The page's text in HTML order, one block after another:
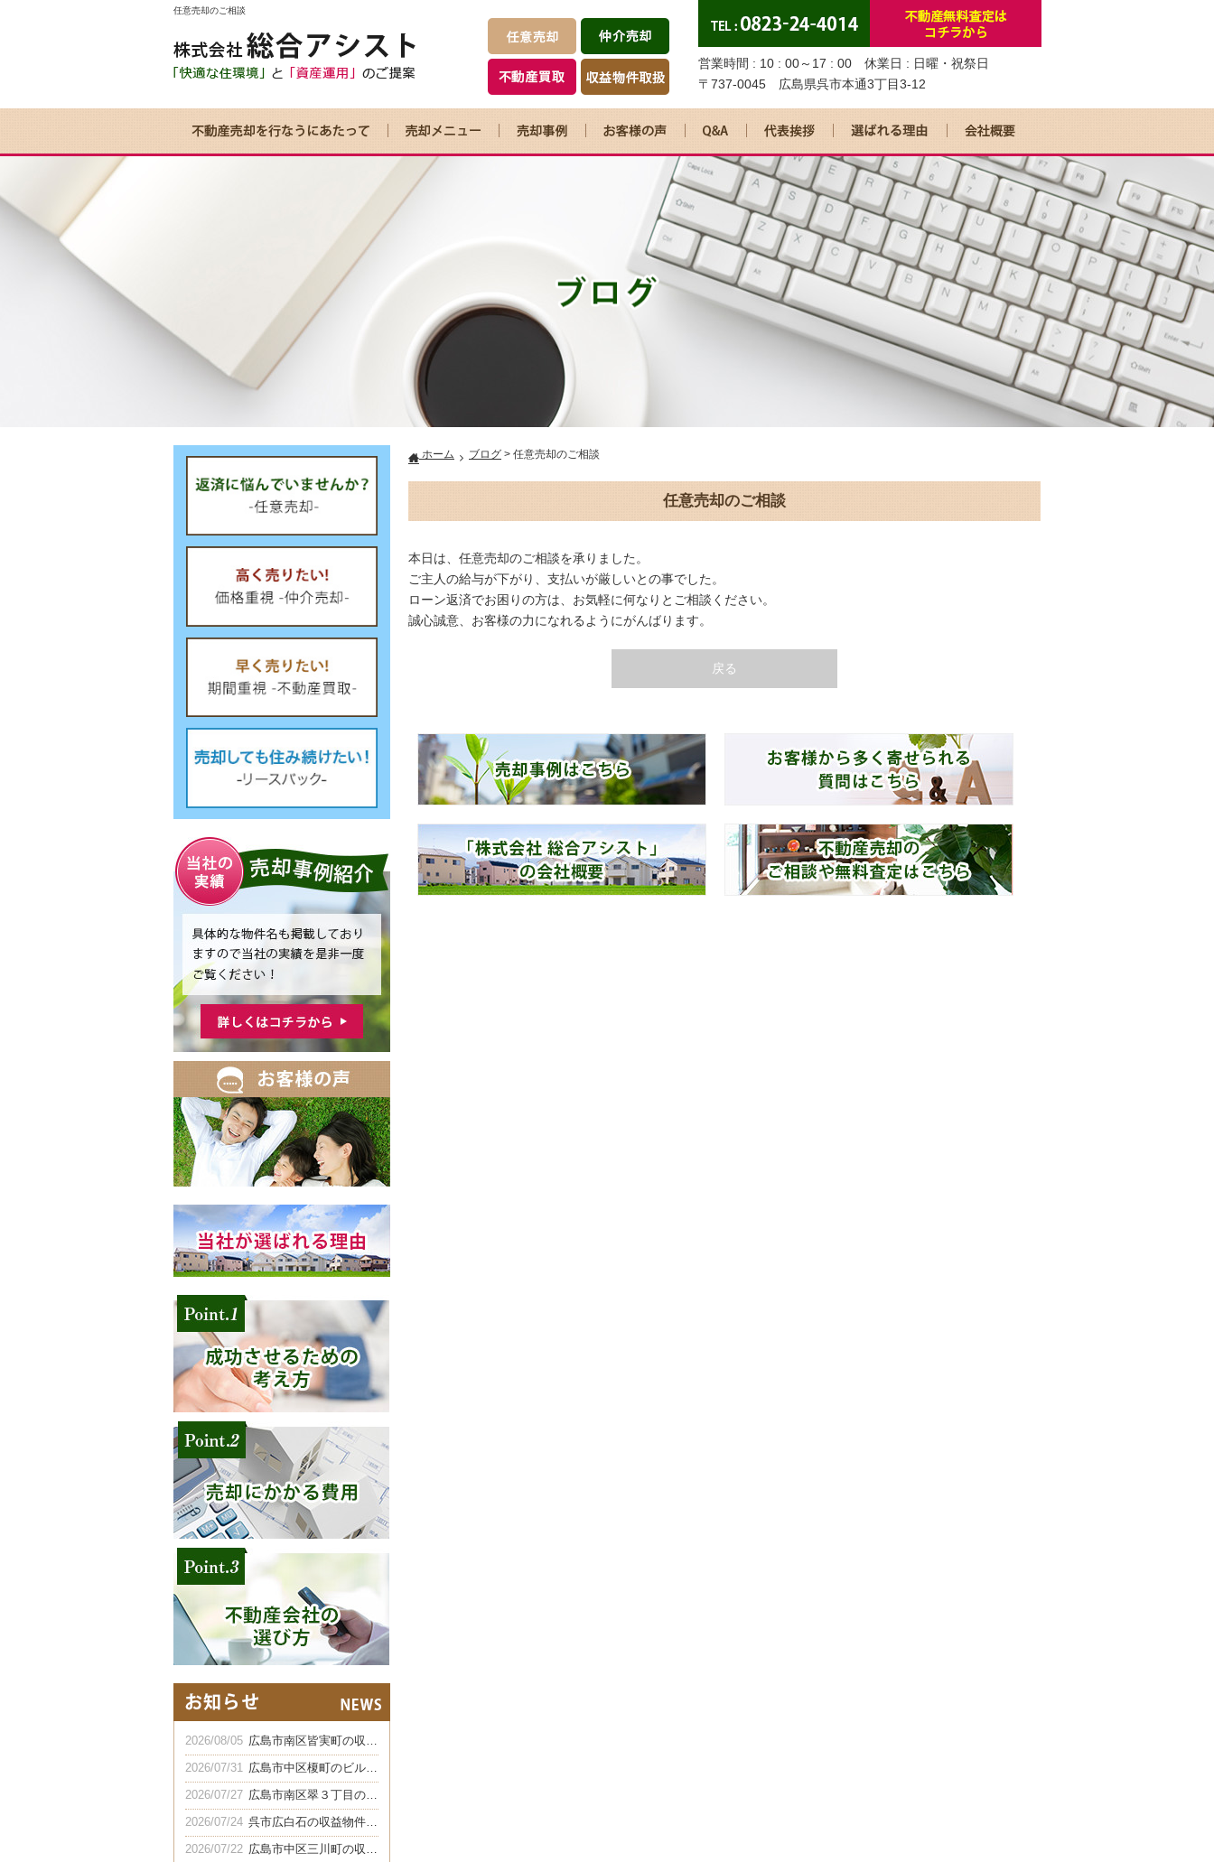
任意売却のご相談
営業時間 : 10 : 00～17 : 00 休業日 : 日曜・祝祭日
〒737-0045 広島県呉市本通3丁目3-12
任意売却
リースバック
ホーム ブログ > 任意売却のご相談
任意売却のご相談
本日は、任意売却のご相談を承りました。
ご主人の給与が下がり、支払いが厳しいとの事でした。
ローン返済でお困りの方は、お気軽に何なりとご相談ください。
誠心誠意、お客様の力になれるようにがんばります。
戻る
2026/08/05 広島市南区皆実町の収益マンション
2026/07/31 広島市中区榎町のビル買取
2026/07/27 広島市南区翠３丁目の社宅買取
2026/07/24 呉市広白石の収益物件の買取
2026/07/22 広島市中区三川町の収益ビル